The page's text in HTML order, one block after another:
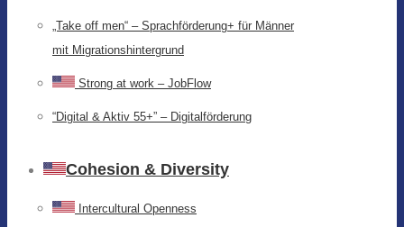
„Take off men“ – Sprachförderung+ für Männer
mit Migrationshintergrund
Strong at work – JobFlow
“Digital & Aktiv 55+” – Digitalförderung
Cohesion & Diversity
Intercultural Openness